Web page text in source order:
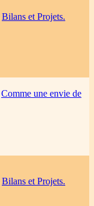
Bilans et Projets.
Comme une envie de
Bilans et Projets.